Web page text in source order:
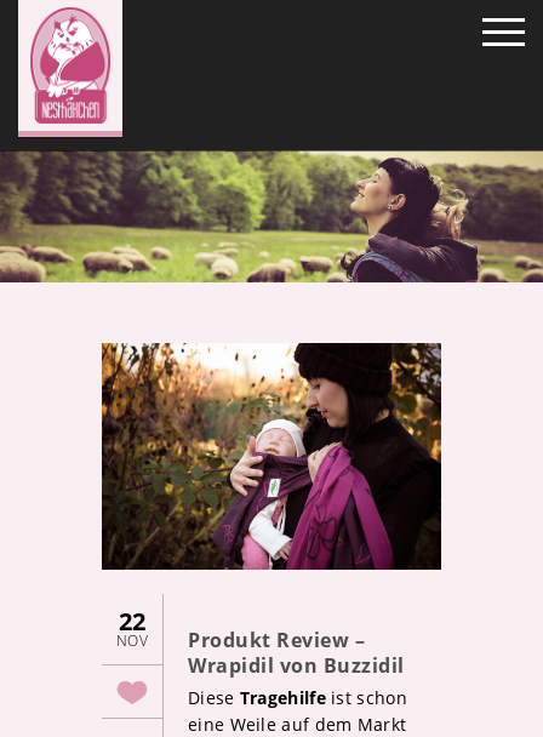
22
NOV
Produkt Review –
Wrapidil von Buzzidil
Diese Tragehilfeist schon
eine Weile auf dem Markt